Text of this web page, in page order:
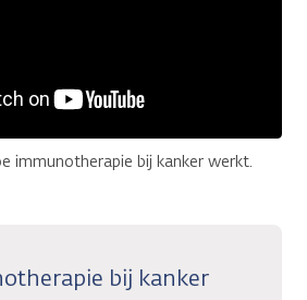
immunotherapie bij kanker werkt.
bij kanker